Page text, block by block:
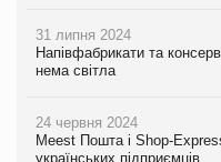
31 липня 2024
Напівфабрикати та
нема світла
24 червня 2024
Meest Пошта і Shop-
українських підприємців